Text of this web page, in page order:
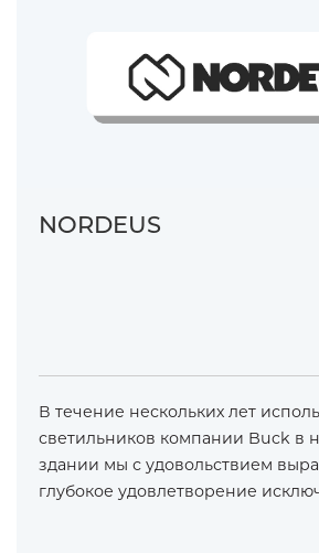
NORDEUS
В течение нескольких лет
светильников компании Buck в
здании мы с удовольствием
глубокое удовлетворение